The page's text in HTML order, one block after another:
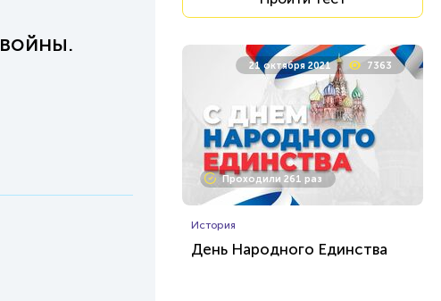
21 октября 2021 7363
Проходили 261 раз
История
День Народного Единства